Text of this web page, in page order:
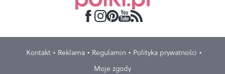
Kontakt Reklama Regulamin
Polityka prywatności
Moje zgody